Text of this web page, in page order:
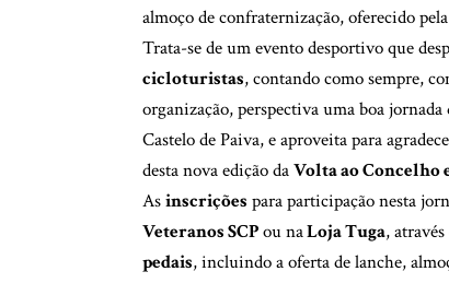
almoço de confraternização, oferecido
Trata-se de um evento desportivo que
cicloturistas, contando como sempre,
organização, perspectiva uma boa
Castelo de Paiva, e aproveita para
desta nova edição daVolta ao
Asinscrições para participação nesta
Veteranos SCPou naLoja Tuga,
pedais, incluindo a oferta de lanche,